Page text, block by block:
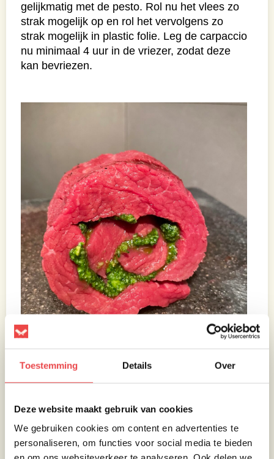
Toestemming Details Over
Deze website maakt gebruik van cookies
We gebruiken cookies om content en advertenties te
personaliseren, om functies voor social media te bieden
gelijkmatig met de pesto. Rol nu het vlees zo
strak mogelijk op en rol het vervolgens zo
strak mogelijk in plastic folie. Leg de carpaccio
nu minimaal 4 uur in de vriezer, zodat deze
kan bevriezen.
Bladerdeeg kaas-toast
Steek nu de BBQ aan en maak deze gereed
een indirecte bereiding
temperatuur van 180 graden Celsius met
pizzasteen.